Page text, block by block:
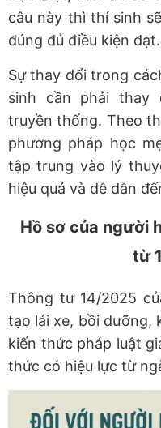
câu này thì thí sinh
đúng đủ điều kiện đạt.
Sự thay đổi trong
sinh cần phải thay
truyền thống. Theo
phương pháp học
tập trung vào lý
hiệu quả và dễ dẫn
Hồ sơ của người
từ
Thông tư 14/2025
tạo lái xe, bồi dưỡng,
kiến thức pháp luật
thức có hiệu lực từ